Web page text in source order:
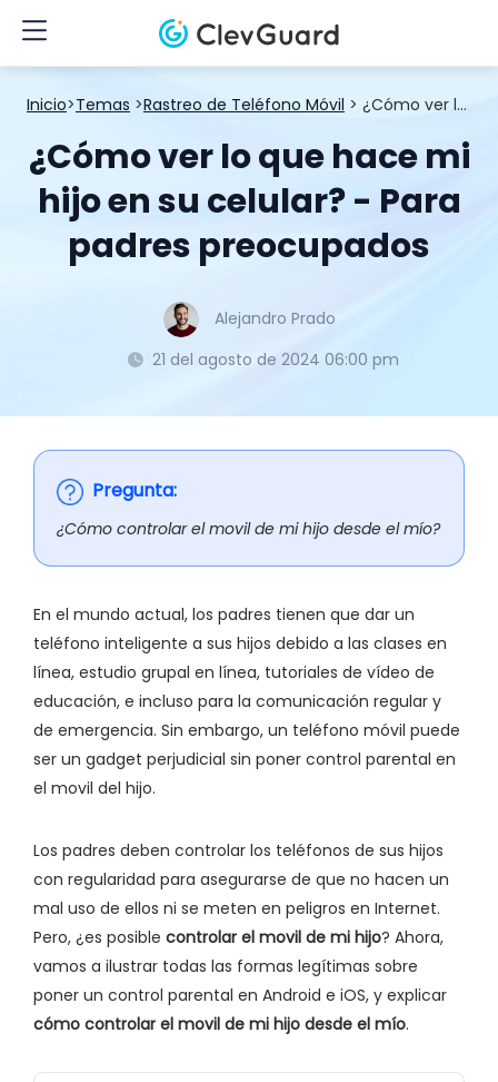
Inicio>Temas >Rastreo de Teléfono Móvil > ¿Cómo ver lo que hace mi hijo en su celular? - Para padres preocupados
¿Cómo ver lo que hace mi
hijo en su celular? - Para
padres preocupados
Alejandro Prado
21 del agosto de 2024 06:00 pm
Pregunta:
¿Cómo controlar el movil de mi hijo desde el mío?
En el mundo actual, los padres tienen que dar un
teléfono inteligente a sus hijos debido a las clases en
línea, estudio grupal en línea, tutoriales de vídeo de
educación, e incluso para la comunicación regular y
de emergencia. Sin embargo, un teléfono móvil puede
ser un gadget perjudicial sin poner control parental en
el movil del hijo.
Los padres deben controlar los teléfonos de sus hijos
con regularidad para asegurarse de que no hacen un
mal uso de ellos ni se meten en peligros en Internet.
Pero, ¿es posible controlar el movil de mi hijo? Ahora,
vamos a ilustrar todas las formas legítimas sobre
poner un control parental en Android e iOS, y explicar
cómo controlar el movil de mi hijo desde el mío.